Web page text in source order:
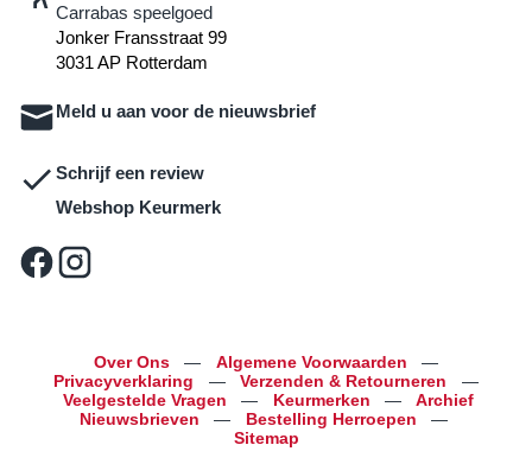
Carrabas speelgoed
Jonker Fransstraat 99
3031 AP Rotterdam
Meld u aan voor de nieuwsbrief
Schrijf een review
Webshop Keurmerk
Over Ons — Algemene Voorwaarden
—
Privacyverklaring
— Verzenden & Retourneren
—
Veelgestelde Vragen
— Keurmerken —
Archief
Nieuwsbrieven
— Bestelling Herroepen
—
Sitemap